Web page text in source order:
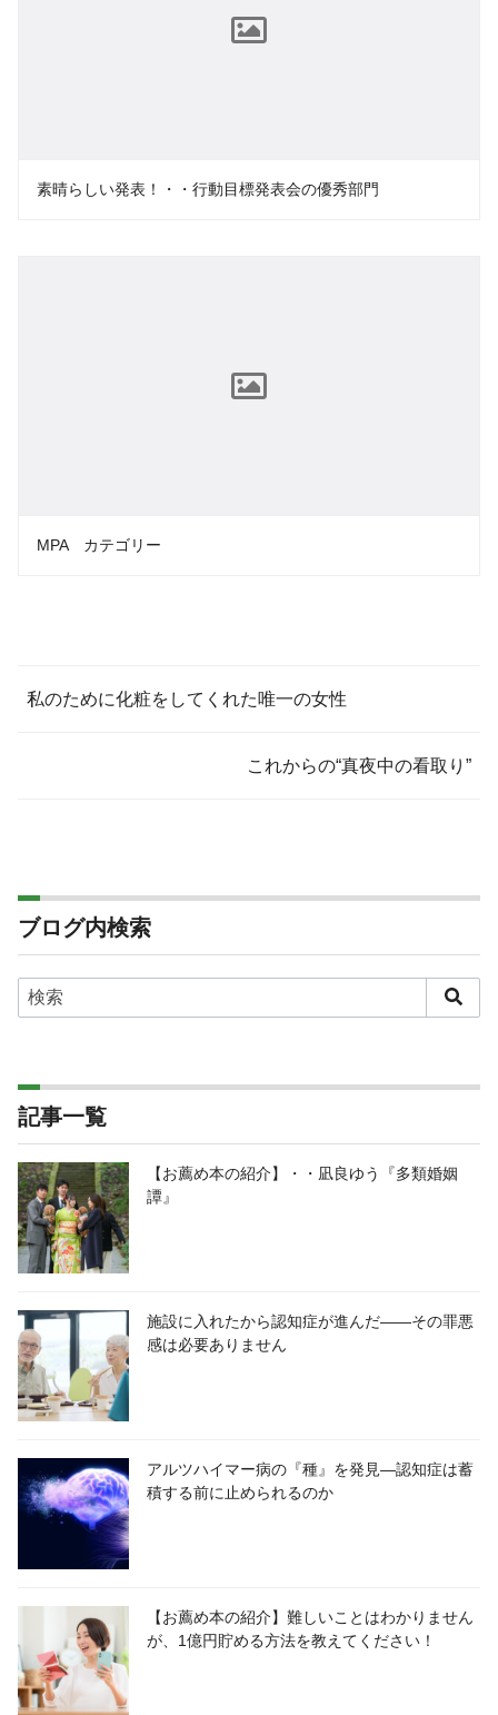
素晴らしい発表！・・行動目標発表会の優秀部門
MPA カテゴリー
私のために化粧をしてくれた唯一の女性
これからの“真夜中の看取り”
ブログ内検索
記事一覧
【お薦め本の紹介】・・凪良ゆう『多類婚姻
譚』
施設に入れたから認知症が進んだ――その罪悪
感は必要ありません
アルツハイマー病の『種』を発見―認知症は蓄
積する前に止められるのか
【お薦め本の紹介】難しいことはわかりません
が、1億円貯める方法を教えてください！